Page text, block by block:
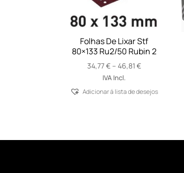
Folhas De Lixar Stf
80×133 Ru2/50 Rubin 2
34,77€ – 46,81 €Price
through
IVA Incl.
Adicionar á lista de desejos